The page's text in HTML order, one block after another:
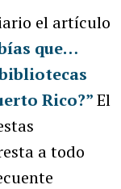
el artículo
que…
Rico?”El
a todo